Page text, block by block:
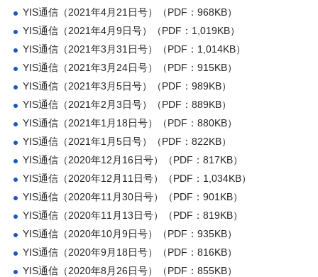
YIS通信（2021年4月21日号）（PDF：968KB）
YIS通信（2021年4月9日号）（PDF：1,019KB）
YIS通信（2021年3月31日号）（PDF：1,014KB）
YIS通信（2021年3月24日号）（PDF：915KB）
YIS通信（2021年3月5日号）（PDF：989KB）
YIS通信（2021年2月3日号）（PDF：889KB）
YIS通信（2021年1月18日号）（PDF：880KB）
YIS通信（2021年1月5日号）（PDF：822KB）
YIS通信（2020年12月16日号）（PDF：817KB）
YIS通信（2020年12月11日号）（PDF：1,034KB）
YIS通信（2020年11月30日号）（PDF：901KB）
YIS通信（2020年11月13日号）（PDF：819KB）
YIS通信（2020年10月9日号）（PDF：935KB）
YIS通信（2020年9月18日号）（PDF：816KB）
YIS通信（2020年8月26日号）（PDF：855KB）